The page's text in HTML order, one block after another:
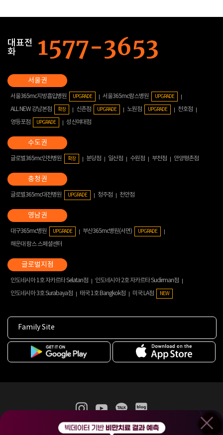
대표전
화
서울365mc지방흡입병원 UPGRADE 서울365mc람스병원 UPGRADE
ALL NEW 강남본점 확장 신촌점 UPGRADE 노원점 UPGRADE
천호점
영등포점
UPGRADE 성신여대점
글로벌365mc인천병원 확장 분당점 일산점 수원점 부천점 안양평촌점
글로벌365mc대전병원 UPGRADE 청주점 천안점
대구365mc병원 UPGRADE 부산365mc병원(서면) UPGRADE
해운대 람스 스페셜센터
인도네시아 1호 자카르타 Selatan점
인도네시아 2호 자카르타 Sudirman점
인도네시아 3호 Surabaya점
태국 1호 Bangkok점 미국 LA점 NEW
Family Site
365mc 병·의원 이용약관
홈페이지 이용약관